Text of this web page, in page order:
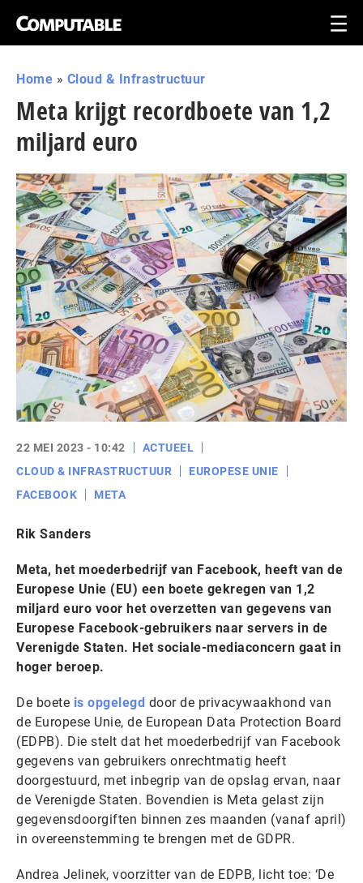
Home » Cloud & Infrastructuur
Meta krijgt recordboete van 1,2
miljard euro
22 MEI 2023 - 10:42
ACTUEEL
CLOUD & INFRASTRUCTUUR
EUROPESE UNIE
FACEBOOK
META
Rik Sanders
Meta, het moederbedrijf van Facebook, heeft van de
Europese Unie (EU) een boete gekregen van 1,2
miljard euro voor het overzetten van gegevens van
Europese Facebook-gebruikers naar servers in de
Verenigde Staten. Het sociale-mediaconcern gaat in
hoger beroep.
De boete is opgelegd door de privacywaakhond van
de Europese Unie, de European Data Protection Board
(EDPB). Die stelt dat het moederbedrijf van Facebook
gegevens van gebruikers onrechtmatig heeft
doorgestuurd, met inbegrip van de opslag ervan, naar
de Verenigde Staten. Bovendien is Meta gelast zijn
gegevensdoorgiften binnen zes maanden (vanaf april)
in overeenstemming te brengen met de GDPR.
Andrea Jelinek, voorzitter van de EDPB, licht toe: ‘De